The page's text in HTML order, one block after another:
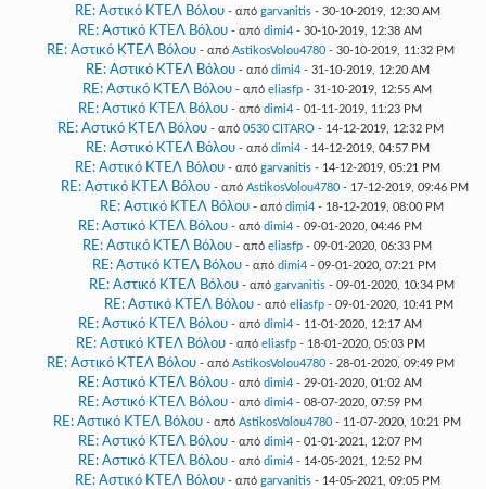
RE: Αστικό ΚΤΕΛ Βόλου - από garvanitis- 30-10-2019, 12:30 AM
RE: Αστικό ΚΤΕΛ Βόλου - από dimi4 - 30-10-2019, 12:38 AM
RE: Αστικό ΚΤΕΛ Βόλου - από AstikosVolou4780- 30-10-2019, 11:32 PM
RE: Αστικό ΚΤΕΛ Βόλου - από dimi4- 31-10-2019, 12:20 AM
RE: Αστικό ΚΤΕΛ Βόλου - από eliasfp - 31-10-2019, 12:55 AM
RE: Αστικό ΚΤΕΛ Βόλου - από dimi4 - 01-11-2019, 11:23 PM
RE: Αστικό ΚΤΕΛ Βόλου - από 0530 CITARO- 14-12-2019, 12:32 PM
RE: Αστικό ΚΤΕΛ Βόλου - από dimi4- 14-12-2019, 04:57 PM
RE: Αστικό ΚΤΕΛ Βόλου - από garvanitis- 14-12-2019, 05:21 PM
RE: Αστικό ΚΤΕΛ Βόλου - από AstikosVolou4780- 17-12-2019, 09:46 PM
RE: Αστικό ΚΤΕΛ Βόλου - από dimi4- 18-12-2019, 08:00 PM
RE: Αστικό ΚΤΕΛ Βόλου - από dimi4 - 09-01-2020, 04:46 PM
RE: Αστικό ΚΤΕΛ Βόλου - από eliasfp - 09-01-2020, 06:33 PM
RE: Αστικό ΚΤΕΛ Βόλου - από dimi4 - 09-01-2020, 07:21 PM
RE: Αστικό ΚΤΕΛ Βόλου - από garvanitis- 09-01-2020, 10:34 PM
RE: Αστικό ΚΤΕΛ Βόλου - από eliasfp- 09-01-2020, 10:41 PM
RE: Αστικό ΚΤΕΛ Βόλου - από dimi4 - 11-01-2020, 12:17 AM
RE: Αστικό ΚΤΕΛ Βόλου - από eliasfp- 18-01-2020, 05:03 PM
RE: Αστικό ΚΤΕΛ Βόλου - από AstikosVolou4780- 28-01-2020, 09:49 PM
RE: Αστικό ΚΤΕΛ Βόλου - από dimi4 - 29-01-2020, 01:02 AM
RE: Αστικό ΚΤΕΛ Βόλου - από dimi4 - 08-07-2020, 07:59 PM
RE: Αστικό ΚΤΕΛ Βόλου - από AstikosVolou4780 - 11-07-2020, 10:21 PM
RE: Αστικό ΚΤΕΛ Βόλου - από dimi4 - 01-01-2021, 12:07 PM
RE: Αστικό ΚΤΕΛ Βόλου - από dimi4 - 14-05-2021, 12:52 PM
RE: Αστικό ΚΤΕΛ Βόλου - από garvanitis- 14-05-2021, 09:05 PM